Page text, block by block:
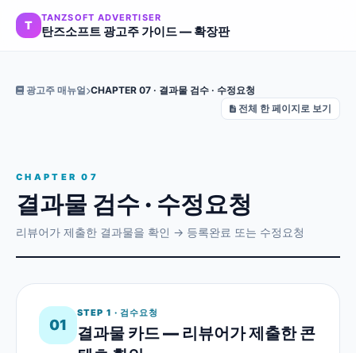
T
TANZSOFT ADVERTISER
탄즈소프트 광고주 가이드 — 확장판
광고주 매뉴얼 CHAPTER 07 · 결과물 검수 · 수정요청
전체 한 페이지로 보기
CHAPTER 07
결과물 검수 · 수정요청
리뷰어가 제출한 결과물을 확인 → 등록완료 또는 수정요청
01
STEP 1 · 검수요청
결과물 카드 — 리뷰어가 제출한 콘